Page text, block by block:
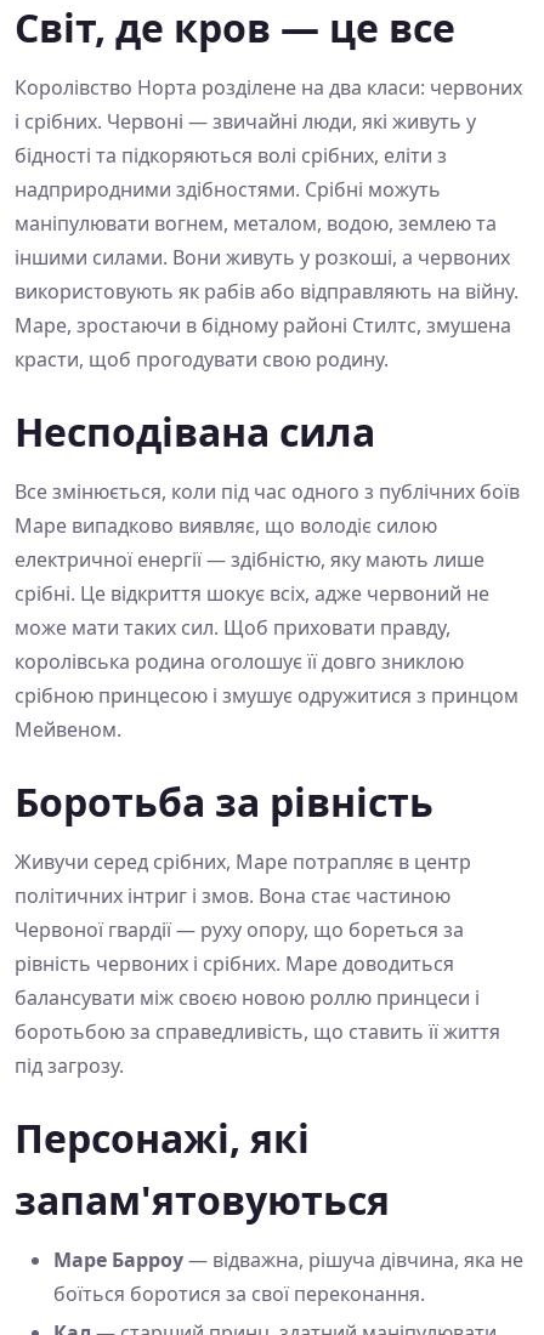
Світ, де кров — це все
Королівство Норта розділене на два класи: червоних
і срібних. Червоні — звичайні люди, які живуть у
бідності та підкоряються волі срібних, еліти з
надприродними здібностями. Срібні можуть
маніпулювати вогнем, металом, водою, землею та
іншими силами. Вони живуть у розкоші, а червоних
використовують як рабів або відправляють на війну.
Маре, зростаючи в бідному районі Стилтс, змушена
красти, щоб прогодувати свою родину.
Несподівана сила
Все змінюється, коли під час одного з публічних боїв
Маре випадково виявляє, що володіє силою
електричної енергії — здібністю, яку мають лише
срібні. Це відкриття шокує всіх, адже червоний не
може мати таких сил. Щоб приховати правду,
королівська родина оголошує її довго зниклою
срібною принцесою і змушує одружитися з принцом
Мейвеном.
Боротьба за рівність
Живучи серед срібних, Маре потрапляє в центр
політичних інтриг і змов. Вона стає частиною
Червоної гвардії — руху опору, що бореться за
рівність червоних і срібних. Маре доводиться
балансувати між своєю новою роллю принцеси і
боротьбою за справедливість, що ставить її життя
під загрозу.
Персонажі, які
запам'ятовуються
Маре Барроу— відважна, рішуча дівчина, яка не
боїться боротися за свої переконання.